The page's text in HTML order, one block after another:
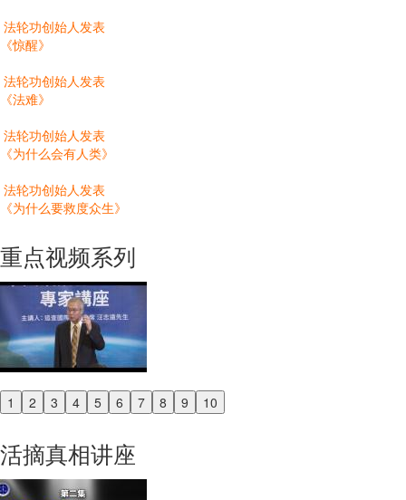
法轮功创始人发表
《惊醒》
法轮功创始人发表
《法难》
法轮功创始人发表
《为什么会有人类》
法轮功创始人发表
《为什么要救度众生》
重点视频系列
1 2 3 4 5 6 7 8 9 10
Previous
活摘真相讲座